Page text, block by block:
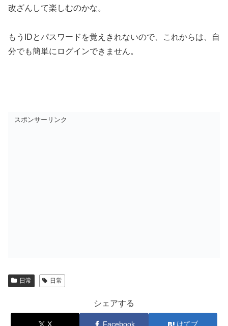
改ざんして楽しむのかな。
もうIDとパスワードを覚えきれないので、これからは、自
分でも簡単にログインできません。
スポンサーリンク
日常 日常
シェアする
X Facebook はてブ